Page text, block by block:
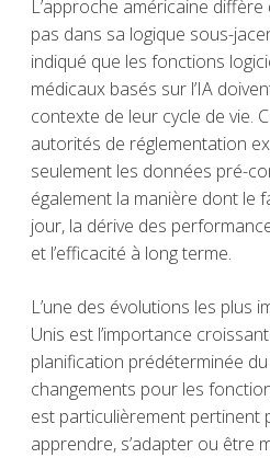
L’approche américaine
pas dans sa logique sous-
indiqué que les fonctions
médicaux basés sur l’IA
contexte de leur cycle de vie.
autorités de réglementation
seulement les données pré-
également la manière dont le
jour, la dérive des
et l’efficacité à long terme.
L’une des évolutions les plus
Unis est l’importance
planification prédéterminée
changements pour les
est particulièrement pertinent
apprendre, s’adapter ou être